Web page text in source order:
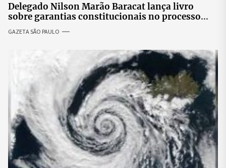
Delegado Nilson Marão Baracat lança livro
sobre garantias constitucionais no processo
penal brasileiro
GAZETA SÃO PAULO